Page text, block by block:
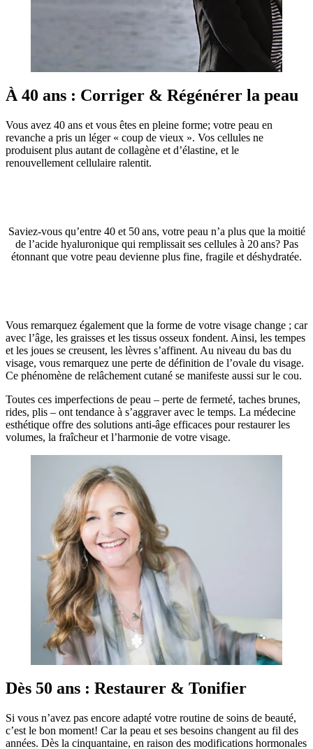
À 40 ans : Corriger & Régénérer la peau
Vous avez 40 ans et vous êtes en pleine forme; votre peau en
revanche a pris un léger « coup de vieux ». Vos cellules ne
produisent plus autant de collagène et d’élastine, et le
renouvellement cellulaire ralentit.
Saviez-vous qu’entre 40 et 50 ans, votre peau n’a plus que la moitié
de l’acide hyaluronique qui remplissait ses cellules à 20 ans? Pas
étonnant que votre peau devienne plus fine, fragile et déshydratée.
Vous remarquez également que la forme de votre visage change ; car
avec l’âge, les graisses et les tissus osseux fondent. Ainsi, les tempes
et les joues se creusent, les lèvres s’affinent. Au niveau du bas du
visage, vous remarquez une perte de définition de l’ovale du visage.
Ce phénomène de relâchement cutané se manifeste aussi sur le cou.
Toutes ces imperfections de peau – perte de fermeté, taches brunes,
rides, plis – ont tendance à s’aggraver avec le temps. La médecine
esthétique offre des solutions anti-âge efficaces pour restaurer les
volumes, la fraîcheur et l’harmonie de votre visage.
Dès 50 ans : Restaurer & Tonifier
Si vous n’avez pas encore adapté votre routine de soins de beauté,
c’est le bon moment! Car la peau et ses besoins changent au fil des
années. Dès la cinquantaine, en raison des modifications hormonales